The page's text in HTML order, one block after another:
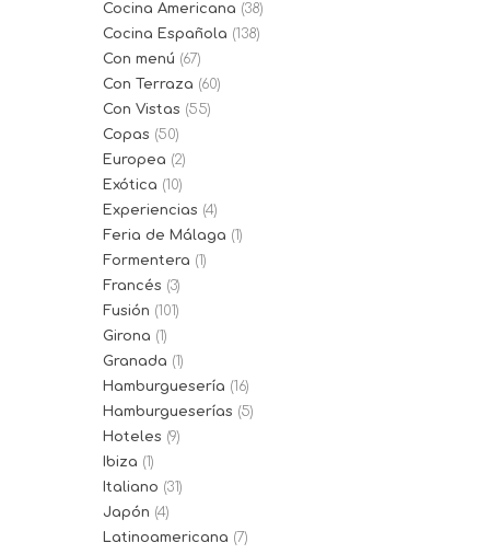
Cocina Americana (38)
Cocina Española (138)
Con menú (67)
Con Terraza (60)
Con Vistas (55)
Copas (50)
Europea (2)
Exótica (10)
Experiencias (4)
Feria de Málaga (1)
Formentera (1)
Francés (3)
Fusión (101)
Girona (1)
Granada (1)
Hamburguesería (16)
Hamburgueserías (5)
Hoteles (9)
Ibiza (1)
Italiano (31)
Japón (4)
Latinoamericana (7)